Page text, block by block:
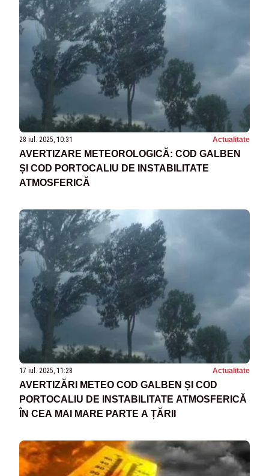
28 iul. 2025, 10:31 Actualitate
AVERTIZARE METEOROLOGICĂ: COD GALBEN
ȘI COD PORTOCALIU DE INSTABILITATE
ATMOSFERICĂ
17 iul. 2025, 11:28 Actualitate
AVERTIZĂRI METEO COD GALBEN ȘI COD
PORTOCALIU DE INSTABILITATE ATMOSFERICĂ
ÎN CEA MAI MARE PARTE A ȚĂRII